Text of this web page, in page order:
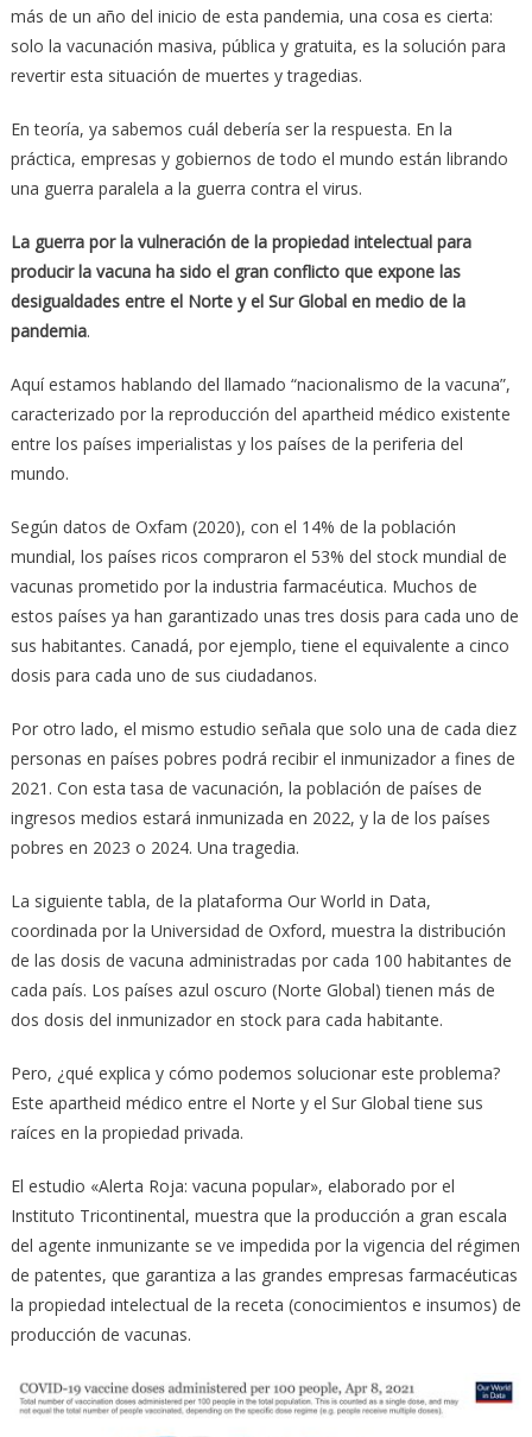
más de un año del inicio de esta pandemia, una cosa es cierta:
solo la vacunación masiva, pública y gratuita, es la solución para
revertir esta situación de muertes y tragedias.
En teoría, ya sabemos cuál debería ser la respuesta. En la
práctica, empresas y gobiernos de todo el mundo están librando
una guerra paralela a la guerra contra el virus.
La guerra por la vulneración de la propiedad intelectual para
producir la vacuna ha sido el gran conflicto que expone las
desigualdades entre el Norte y el Sur Global en medio de la
pandemia.
Aquí estamos hablando del llamado “nacionalismo de la vacuna”,
caracterizado por la reproducción del apartheid médico existente
entre los países imperialistas y los países de la periferia del
mundo.
Según datos de Oxfam (2020), con el 14% de la población
mundial, los países ricos compraron el 53% del stock mundial de
vacunas prometido por la industria farmacéutica. Muchos de
estos países ya han garantizado unas tres dosis para cada uno de
sus habitantes. Canadá, por ejemplo, tiene el equivalente a cinco
dosis para cada uno de sus ciudadanos.
Por otro lado, el mismo estudio señala que solo una de cada diez
personas en países pobres podrá recibir el inmunizador a fines de
2021. Con esta tasa de vacunación, la población de países de
ingresos medios estará inmunizada en 2022, y la de los países
pobres en 2023 o 2024. Una tragedia.
La siguiente tabla, de la plataforma Our World in Data,
coordinada por la Universidad de Oxford, muestra la distribución
de las dosis de vacuna administradas por cada 100 habitantes de
cada país. Los países azul oscuro (Norte Global) tienen más de
dos dosis del inmunizador en stock para cada habitante.
Pero, ¿qué explica y cómo podemos solucionar este problema?
Este apartheid médico entre el Norte y el Sur Global tiene sus
raíces en la propiedad privada.
El estudio «Alerta Roja: vacuna popular», elaborado por el
Instituto Tricontinental, muestra que la producción a gran escala
del agente inmunizante se ve impedida por la vigencia del régimen
de patentes, que garantiza a las grandes empresas farmacéuticas
la propiedad intelectual de la receta (conocimientos e insumos) de
producción de vacunas.